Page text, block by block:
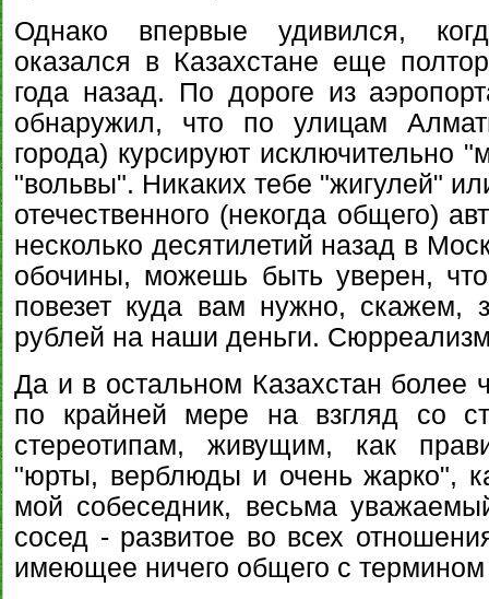
Однако впервые удивился,
оказался в Казахстане еще
года назад. По дороге из
обнаружил, что по улицам
города) курсируют исключительно
"вольвы". Никаких тебе "жигулей"
отечественного (некогда общего)
несколько десятилетий назад в
обочины, можешь быть уверен,
повезет куда вам нужно, скажем,
рублей на наши деньги.
Да и в остальном Казахстан более
по крайней мере на взгляд со
стереотипам, живущим, как
"юрты, верблюды и очень жарко",
мой собеседник, весьма
сосед - развитое во всех
имеющее ничего общего с термином